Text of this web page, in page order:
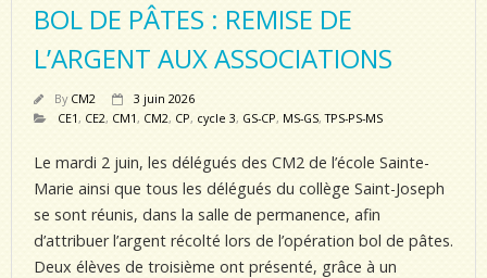
BOL DE PÂTES : REMISE DE
L’ARGENT AUX ASSOCIATIONS
By CM2
3 juin 2026
CE1, CE2, CM1, CM2, CP, cycle 3, GS-CP, MS-GS,TPS-PS-MS
Le mardi 2 juin, les délégués des CM2 de l’école Sainte-
Marie ainsi que tous les délégués du collège Saint-Joseph
se sont réunis, dans la salle de permanence, afin
d’attribuer l’argent récolté lors de l’opération bol de pâtes.
Deux élèves de troisième ont présenté, grâce à un